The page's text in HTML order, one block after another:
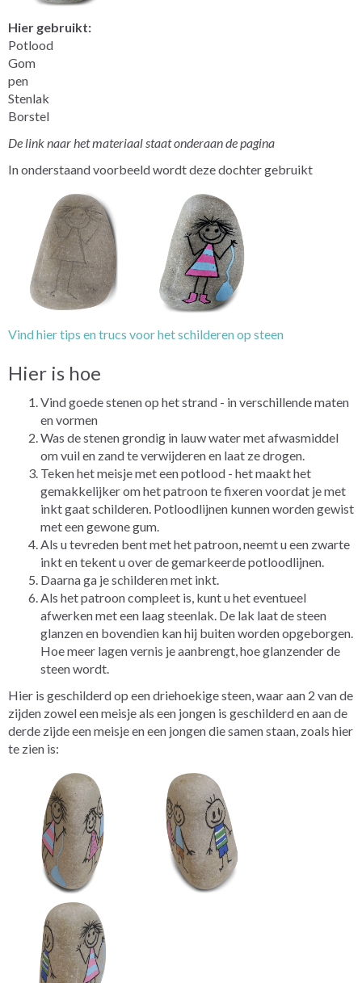
Hier gebruikt:
Potlood
Gom
pen
Stenlak
Borstel
De link naar het materiaal staat onderaan de pagina
In onderstaand voorbeeld wordt deze dochter gebruikt
Vind hier tips en trucs voor het schilderen op steen
Hier is hoe
Vind goede stenen op het strand - in verschillende maten
en vormen
Was de stenen grondig in lauw water met afwasmiddel
om vuil en zand te verwijderen en laat ze drogen.
Teken het meisje met een potlood - het maakt het
gemakkelijker om het patroon te fixeren voordat je met
inkt gaat schilderen. Potloodlijnen kunnen worden gewist
met een gewone gum.
Als u tevreden bent met het patroon, neemt u een zwarte
inkt en tekent u over de gemarkeerde potloodlijnen.
Daarna ga je schilderen met inkt.
Als het patroon compleet is, kunt u het eventueel
afwerken met een laag steenlak. De lak laat de steen
glanzen en bovendien kan hij buiten worden opgeborgen.
Hoe meer lagen vernis je aanbrengt, hoe glanzender de
steen wordt.
Hier is geschilderd op een driehoekige steen, waar aan 2 van de
zijden zowel een meisje als een jongen is geschilderd en aan de
derde zijde een meisje en een jongen die samen staan, zoals hier
te zien is: